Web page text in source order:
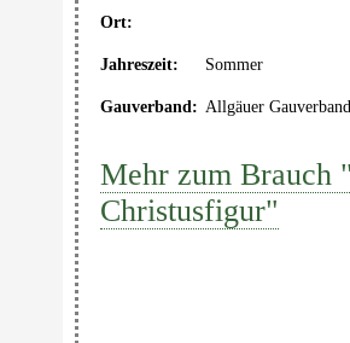
Ort:
Jahreszeit: Sommer
Gauverband: Allgäuer Gauverband
Mehr zum Brauch
Christusfigur"